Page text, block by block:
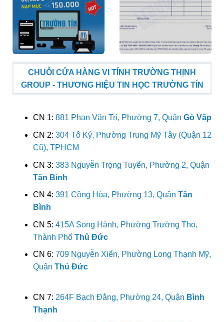
CHUỖI CỬA HÀNG VI TÍNH TRƯỜNG THỊNH
GROUP - THƯƠNG HIỆU TIN HỌC TRƯỜNG TÍN
CN 1: 881 Phan Văn Trị, Phường 7, Quận Gò Vấp
CN 2: 304 Tô Ký, Phường Trung Mỹ Tây (Quận 12
Cũ), TPHCM
CN 3: 383 Nguyễn Trọng Tuyển, Phường 2, Quận
Tân Bình
CN 4: 391 Cộng Hòa, Phường 13, Quận Tân
Bình
CN 5: 415A Song Hành, Phường Trường Thọ,
Thành Phố Thủ Đức
CN 6: 709 Nguyễn Xiển, Phường Long Thạnh Mỹ,
Quận Thủ Đức
CN 7: 264F Bạch Đằng, Phường 24, Quận Bình
Thạnh